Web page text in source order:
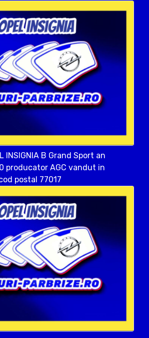
INSIGNIA B Grand Sport an
producator AGC vandut in
postal 77017